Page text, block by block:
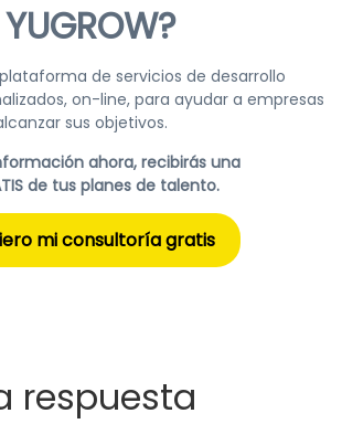
de servicios de desarrollo
on-line, para ayudar a empresas
sus objetivos.
ahora, recibirás una
de tus planes de talento.
mi consultoría gratis
respuesta